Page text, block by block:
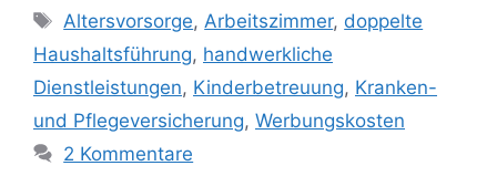
Schlagwörter
Altersvorsorge, Arbeitszimmer, doppelte
Haushaltsführung, handwerkliche
Dienstleistungen, Kinderbetreuung, Kranken-
und Pflegeversicherung, Werbungskosten
2 Kommentare